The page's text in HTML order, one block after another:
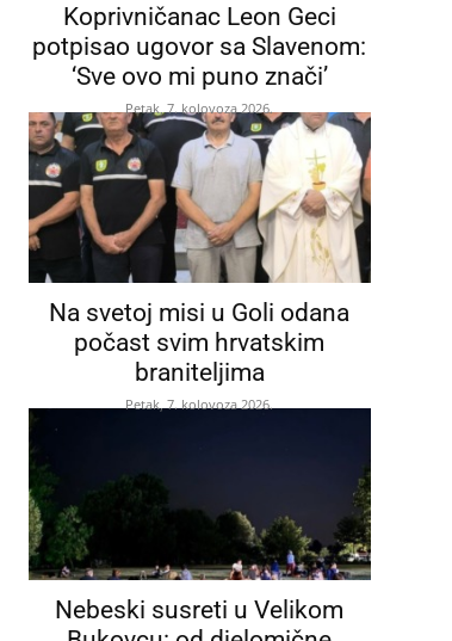
Koprivničanac Leon Geci
potpisao ugovor sa Slavenom:
‘Sve ovo mi puno znači’
Petak, 7. kolovoza 2026.
Na svetoj misi u Goli odana
počast svim hrvatskim
braniteljima
Petak, 7. kolovoza 2026.
Nebeski susreti u Velikom